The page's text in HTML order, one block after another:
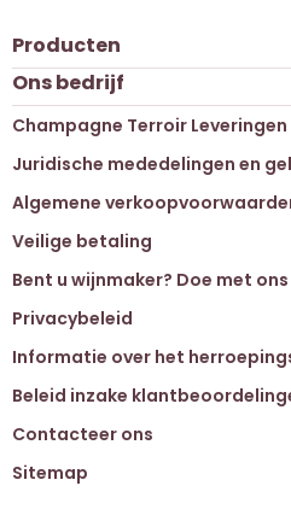
Producten
Ons bedrijf
Champagne Terroir Leveringen
Juridische mededelingen en
Algemene
Veilige betaling
Bent u wijnmaker? Doe met
Privacybeleid
Informatie over het
Beleid inzake
Contacteer ons
Sitemap